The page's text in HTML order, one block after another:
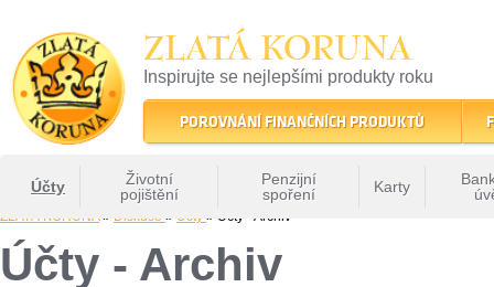
ZLATÁ KORUNA
Inspirujte se nejlepšími produkty roku
22 let tradice a kvality na finančním trhu
POROVNÁNÍ FINANČNÍCH PRODUKTŮ
Účty
Životní
pojištění
Penzijní
spoření
Karty
ZLATÁ KORUNA» Diskuse » Ucty » Účty - Archiv
Účty - Archiv